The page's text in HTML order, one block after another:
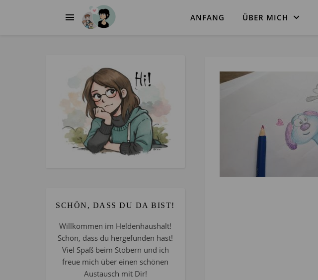
ANFANG ÜBER MICH
SCHÖN, DASS DU DA BIST!
Willkommen im Heldenhaushalt!
Schön, dass du hergefunden hast!
Viel Spaß beim Stöbern und ich
freue mich über einen schönen
Austausch mit Dir!